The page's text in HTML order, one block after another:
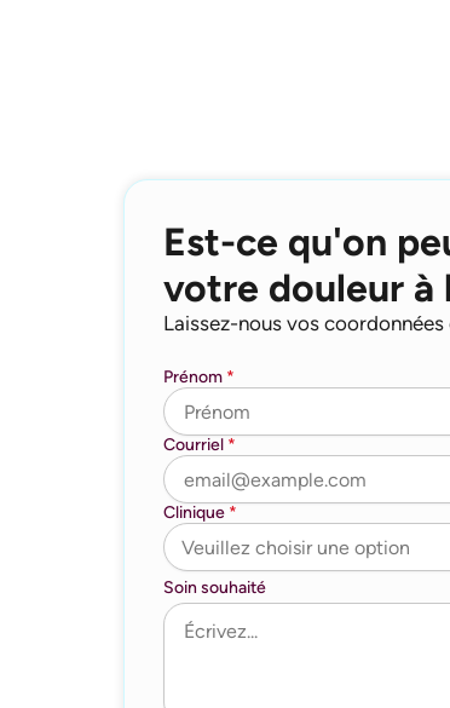
Est-ce qu'on
votre douleur à
Laissez-nous vos
Prénom *
Courriel *
Clinique *
Soin souhaité